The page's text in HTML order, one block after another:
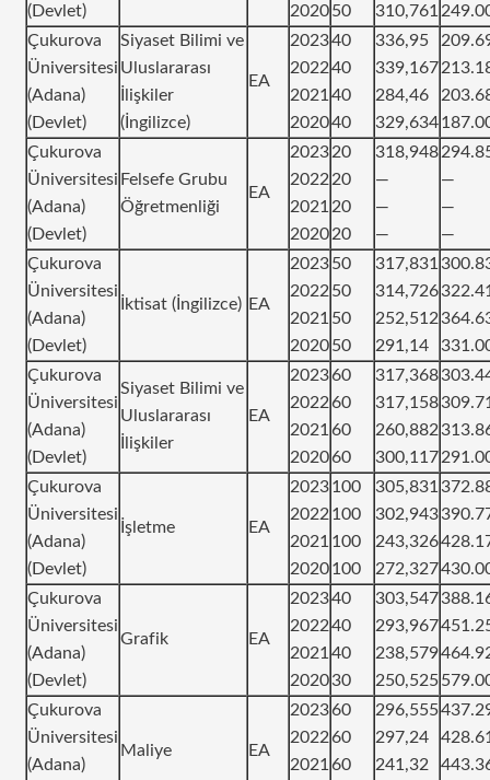
(Devlet)
2020 50
310,761
Çukurova
Üniversitesi
(Adana)
(Devlet)
Siyaset Bilimi ve
Uluslararası
İlişkiler
(İngilizce)
EA
2023
2022
2021
2020
40
40
40
40
336,95
339,167
284,46
329,634
Çukurova
Üniversitesi
(Adana)
(Devlet)
Felsefe Grubu
Öğretmenliği
EA
2023
2022
2021
2020
20
20
20
20
318,948
—
—
—
—
—
—
Çukurova
Üniversitesi
(Adana)
(Devlet)
İktisat (İngilizce) EA
2023
2022
2021
2020
50
50
50
50
317,831
314,726
252,512
291,14
Çukurova
Üniversitesi
(Adana)
(Devlet)
Siyaset Bilimi ve
Uluslararası
İlişkiler
EA
2023
2022
2021
2020
60
60
60
60
317,368
317,158
260,882
300,117
Çukurova
Üniversitesi
(Adana)
(Devlet)
İşletme EA
2023
2022
2021
2020
100
100
100
100
305,831
302,943
243,326
272,327
Çukurova
Üniversitesi
(Adana)
(Devlet)
Grafik EA
2023
2022
2021
2020
40
40
40
30
303,547
293,967
238,579
250,525
Çukurova
Üniversitesi
(Adana)
Maliye EA
2023
2022
2021
60
60
60
296,555
297,24
241,32